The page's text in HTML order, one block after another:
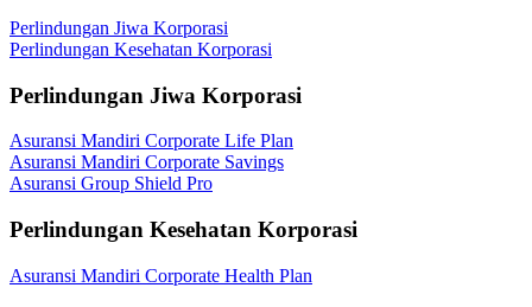
Perlindungan Jiwa Korporasi
Perlindungan Kesehatan Korporasi
Perlindungan Jiwa Korporasi
Asuransi Mandiri Corporate Life Plan
Asuransi Mandiri Corporate Savings
Asuransi Group Shield Pro
Perlindungan Kesehatan Korporasi
Asuransi Mandiri Corporate Health Plan